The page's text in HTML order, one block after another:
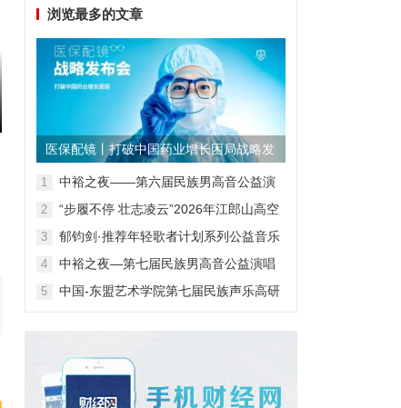
浏览最多的文章
医保配镜丨打破中国药业增长困局战略发
布会
1
中裕之夜——第六届民族男高音公益演
2
“步履不停 壮志凌云”2026年江郎山高空
3
郁钧剑·推荐年轻歌者计划系列公益音乐
4
中裕之夜—第七届民族男高音公益演唱
5
中国-东盟艺术学院第七届民族声乐高研